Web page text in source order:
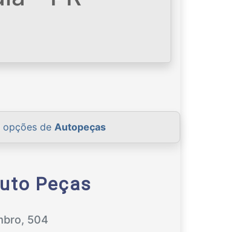
opções de Autopeças
Peças
504